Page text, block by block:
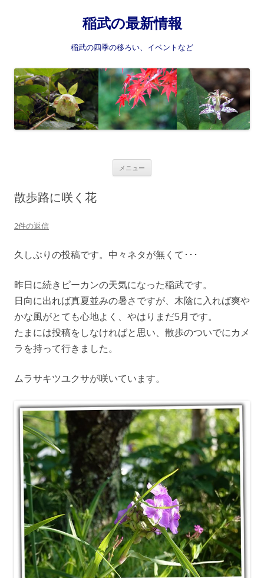
稲武の最新情報
稲武の四季の移ろい、イベントなど
メニュー
プ
散歩路に咲く花
2件の返信
久しぶりの投稿です。中々ネタが無くて･･･
昨日に続きピーカンの天気になった稲武です。
日向に出れば真夏並みの暑さですが、木陰に入れば爽や
かな風がとても心地よく、やはりまだ5月です。
たまには投稿をしなければと思い、散歩のついでにカメ
ラを持って行きました。
ムラサキツユクサが咲いています。